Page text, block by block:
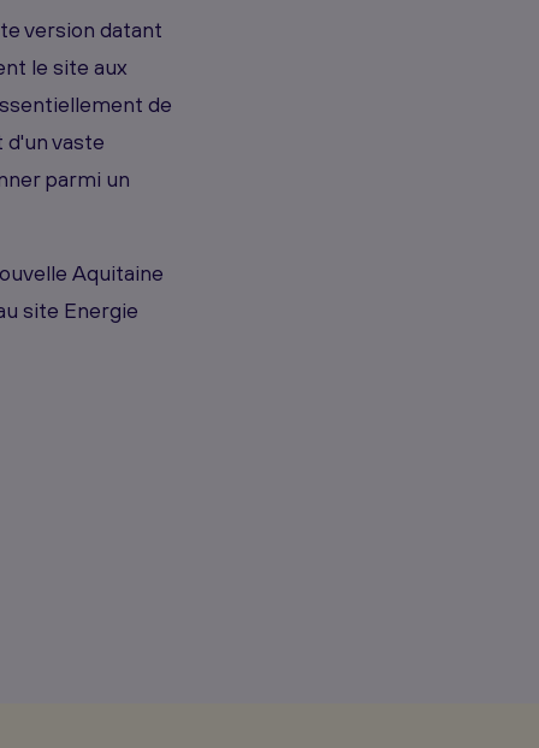
version datant
le site aux
de
vaste
parmi un
Aquitaine
site Energie